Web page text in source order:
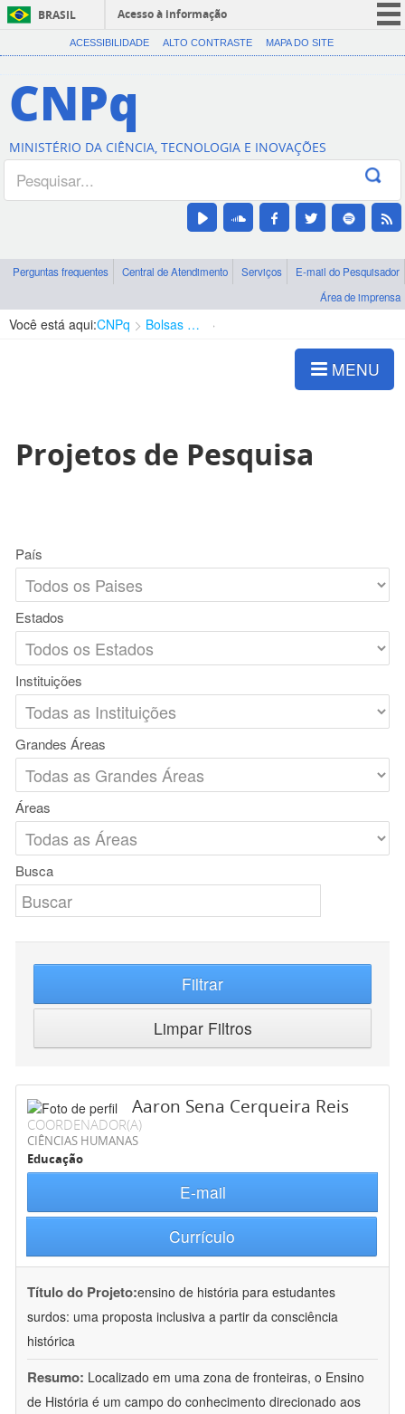
BRASIL
Acesso à informação
CORONAVÍRUS (COVID-19)
Canais
ACESSIBILIDADE ALTO CONTRASTE MAPA DO SITE
CNPq
MINISTÉRIO DA CIÊNCIA, TECNOLOGIA E INOVAÇÕES
Perguntas frequentes Central de Atendimento Serviços
E-mail do Pesquisador
Área de imprensa
Você está aqui:CNPq Bolsas e Auxílios Vigentes
MENU
Projetos de Pesquisa
País
Estados
Instituições
Grandes Áreas
Áreas
Busca
Filtrar
Limpar Filtros
Aaron Sena Cerqueira Reis
COORDENADOR(A)
CIÊNCIAS HUMANAS
Educação
E-mail
Currículo
Título do Projeto:ensino de história para estudantes
surdos: uma proposta inclusiva a partir da consciência
histórica
Resumo: Localizado em uma zona de fronteiras, o Ensino
de História é um campo do conhecimento direcionado aos